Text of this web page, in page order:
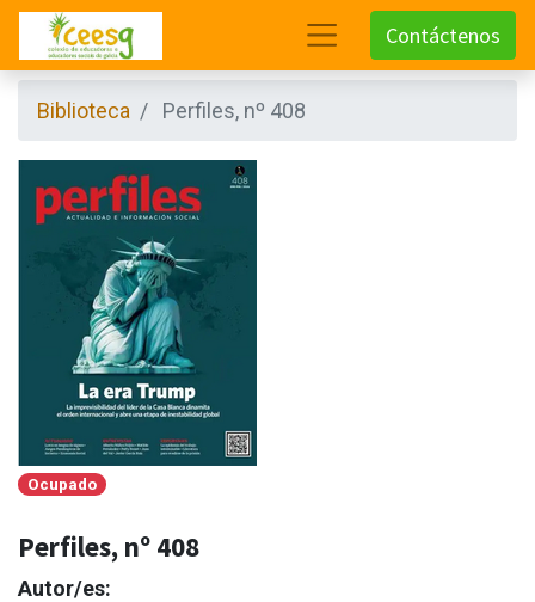
Contáctenos
Biblioteca Perfiles, nº 408
Ocupado
Perfiles, nº 408
Autor/es: